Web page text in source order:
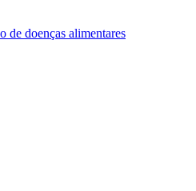
de doenças alimentares